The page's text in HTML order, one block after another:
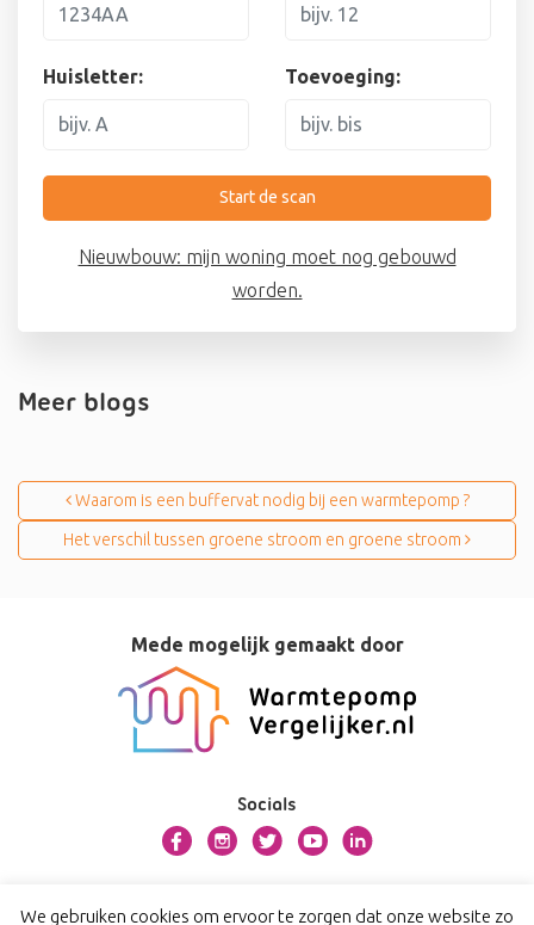
Huisletter: Toevoeging:
Start de scan
Nieuwbouw: mijn woning moet nog gebouwd
worden.
Meer blogs
Waarom is een buffervat nodig bij een warmtepomp ?
Het verschil tussen groene stroom en groene stroom
Mede mogelijk gemaakt door
Socials
We gebruiken cookies om ervoor te zorgen dat onze website zo